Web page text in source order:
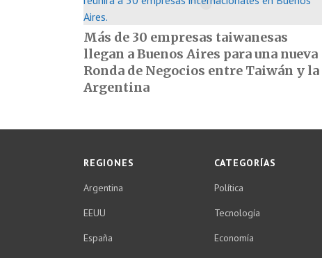
Más de 30 empresas taiwanesas
llegan a Buenos Aires para una nueva
Ronda de Negocios entre Taiwán y la
Argentina
REGIONES
Argentina
EEUU
España
CATEGORÍAS
Política
Tecnología
Economía